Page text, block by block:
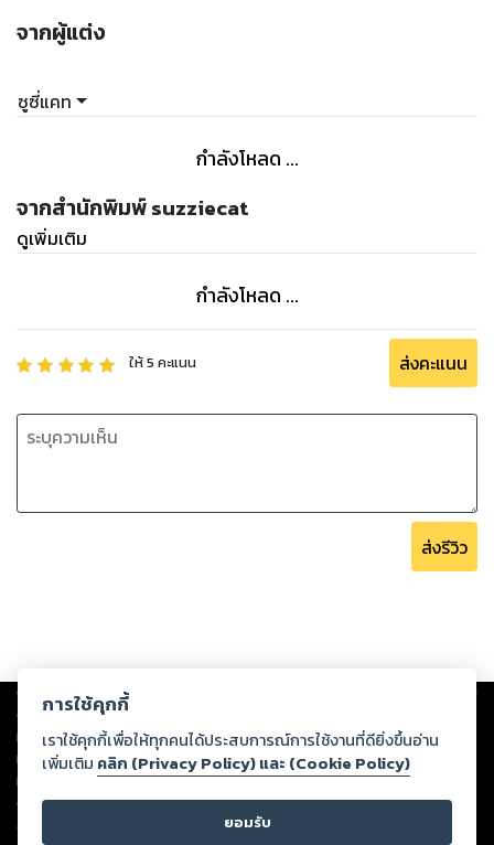
จากผู้แต่ง
ซูซี่แคท
กำลังโหลด ...
จากสำนักพิมพ์ suzziecat
ดูเพิ่มเติม
กำลังโหลด ...
ให้5 คะแนน ส่งคะแนน
ส่งรีวิว
Copyright © 2026
ต่อผลงานหรือเนื้อหาใดที่อัปโหลดผ่านเว็บไซต์และปรากฏว่าละเมิดสิทธิใน
ทรัพย์สินทางปัญญาของบุคคลอื่นหรือขัดต่อกฎหมายและศีลธรรม ดังนั้น ผู้อ่าน
ทุกท่านโปรดใช้วิจารณญาณในการกลั่นกรองด้วยตนเอง และหากท่านพบว่าส่วน
หนึ่งส่วนใดขัดต่อกฎหมายและศีลธรรม กรุณาแจ้งมายังบริษัท เพื่อทีมงานจะได้
ดำเนินการในทันที ทั้งนี้ ทางสตอรี่ล็อกขอสงวนลิขสิทธิ์ตามพระราชบัญญัติ
ลิขสิทธิ์ พ.ศ. 2537 (ฉบับล่าสุด)
การใช้คุกกี้
เราใช้คุกกี้เพื่อให้ทุกคนได้ประสบการณ์การใช้งานที่ดียิ่งขึ้นอ่าน
เพิ่มเติม คลิก (Privacy Policy) และ (Cookie Policy)
ยอมรับ